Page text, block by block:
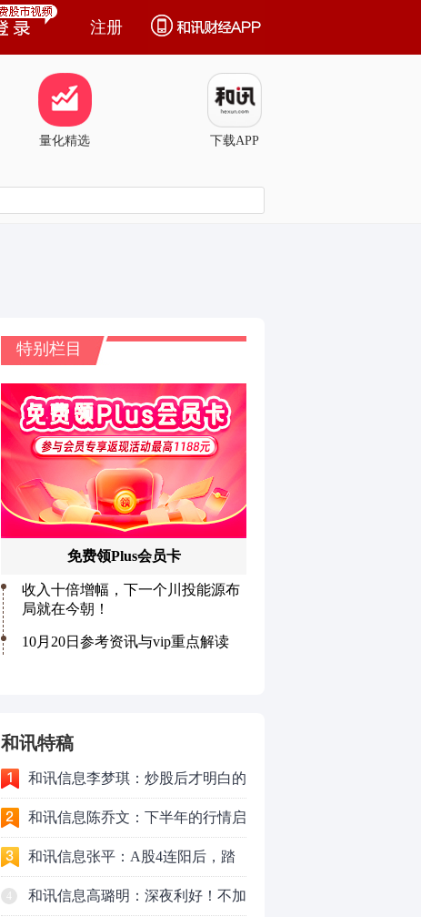
注册
量化精选 下载APP
和讯特稿
和讯信息李梦琪：炒股后才明白的
九个人生道理
和讯信息陈乔文：下半年的行情启
动了
和讯信息张平：A股4连阳后，踏
空怎么办？结构性回补！
和讯信息高璐明：深夜利好！不加